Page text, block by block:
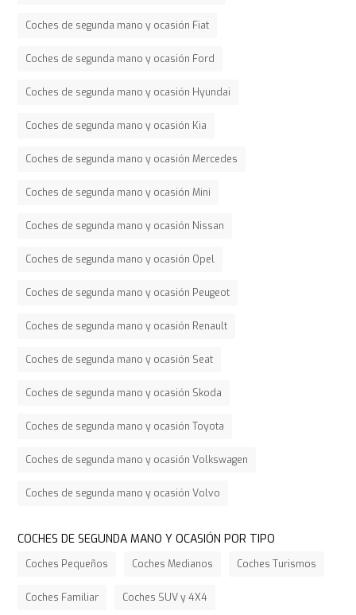
Coches de segunda mano y ocasión Fiat
Coches de segunda mano y ocasión Ford
Coches de segunda mano y ocasión Hyundai
Coches de segunda mano y ocasión Kia
Coches de segunda mano y ocasión Mercedes
Coches de segunda mano y ocasión Mini
Coches de segunda mano y ocasión Nissan
Coches de segunda mano y ocasión Opel
Coches de segunda mano y ocasión Peugeot
Coches de segunda mano y ocasión Renault
Coches de segunda mano y ocasión Seat
Coches de segunda mano y ocasión Skoda
Coches de segunda mano y ocasión Toyota
Coches de segunda mano y ocasión Volkswagen
Coches de segunda mano y ocasión Volvo
COCHES DE SEGUNDA MANO Y OCASIÓN POR TIPO
Coches Pequeños Coches Medianos Coches Turismos
Coches Familiar Coches SUV y 4X4